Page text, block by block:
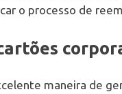
o processo de
maneira de